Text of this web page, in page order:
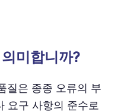
미합니까?
질은 종종 오류의 부
요구 사항의 준수로